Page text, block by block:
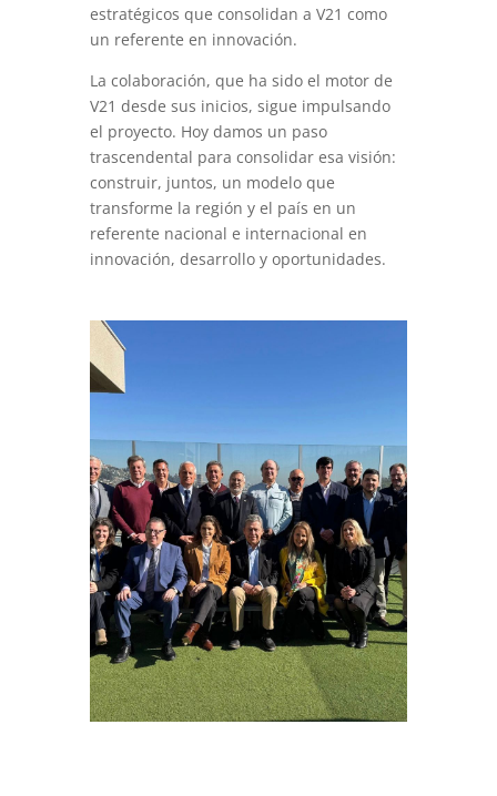
estratégicos que consolidan a V21 como
un referente en innovación.
La colaboración, que ha sido el motor de
V21 desde sus inicios, sigue impulsando
el proyecto. Hoy damos un paso
trascendental para consolidar esa visión:
construir, juntos, un modelo que
transforme la región y el país en un
referente nacional e internacional en
innovación, desarrollo y oportunidades.